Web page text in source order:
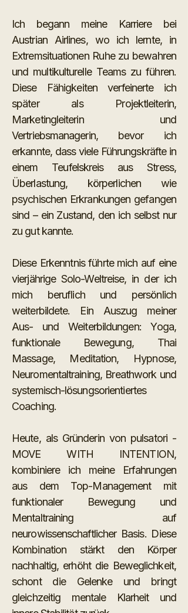
Ich begann meine Karriere bei
Austrian Airlines, wo ich lernte, in
Extremsituationen Ruhe zu bewahren
und multikulturelle Teams zu führen.
Diese Fähigkeiten verfeinerte ich
später als Projektleiterin,
Marketingleiterin und
Vertriebsmanagerin, bevor ich
erkannte, dass viele Führungskräfte in
einem Teufelskreis aus Stress,
Überlastung, körperlichen wie
psychischen Erkrankungen gefangen
sind – ein Zustand, den ich selbst nur
zu gut kannte.
Diese Erkenntnis führte mich auf eine
vierjährige Solo-Weltreise, in der ich
mich beruflich und persönlich
weiterbildete. Ein Auszug meiner
Aus- und Weiterbildungen: Yoga,
funktionale Bewegung, Thai
Massage, Meditation, Hypnose,
Neuromentaltraining, Breathwork und
systemisch-lösungsorientiertes
Coaching.
Heute, als Gründerin von pulsatori -
MOVE WITH INTENTION,
kombiniere ich meine Erfahrungen
aus dem Top-Management mit
funktionaler Bewegung und
Mentaltraining auf
neurowissenschaftlicher Basis. Diese
Kombination stärkt den Körper
nachhaltig, erhöht die Beweglichkeit,
schont die Gelenke und bringt
gleichzeitig mentale Klarheit und